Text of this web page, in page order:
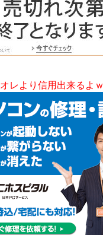
オレより信用出来るよｗ